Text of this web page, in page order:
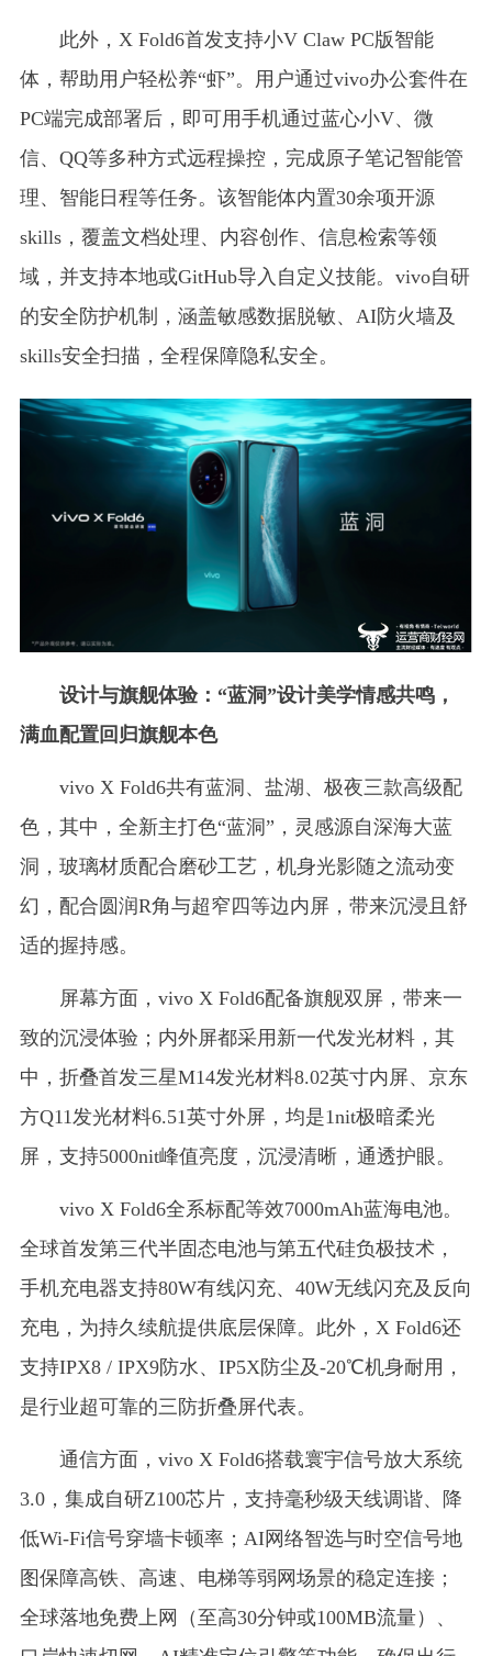
此外，X Fold6首发支持小V Claw PC版智能
体，帮助用户轻松养“虾”。用户通过vivo办公套件在
PC端完成部署后，即可用手机通过蓝心小V、微
信、QQ等多种方式远程操控，完成原子笔记智能管
理、智能日程等任务。该智能体内置30余项开源
skills，覆盖文档处理、内容创作、信息检索等领
域，并支持本地或GitHub导入自定义技能。vivo自研
的安全防护机制，涵盖敏感数据脱敏、AI防火墙及
skills安全扫描，全程保障隐私安全。
设计与旗舰体验：“蓝洞”设计美学情感共鸣，
满血配置回归旗舰本色
vivo X Fold6共有蓝洞、盐湖、极夜三款高级配
色，其中，全新主打色“蓝洞”，灵感源自深海大蓝
洞，玻璃材质配合磨砂工艺，机身光影随之流动变
幻，配合圆润R角与超窄四等边内屏，带来沉浸且舒
适的握持感。
屏幕方面，vivo X Fold6配备旗舰双屏，带来一
致的沉浸体验；内外屏都采用新一代发光材料，其
中，折叠首发三星M14发光材料8.02英寸内屏、京东
方Q11发光材料6.51英寸外屏，均是1nit极暗柔光
屏，支持5000nit峰值亮度，沉浸清晰，通透护眼。
vivo X Fold6全系标配等效7000mAh蓝海电池。
全球首发第三代半固态电池与第五代硅负极技术，
手机充电器支持80W有线闪充、40W无线闪充及反向
充电，为持久续航提供底层保障。此外，X Fold6还
支持IPX8 / IPX9防水、IP5X防尘及-20℃机身耐用，
是行业超可靠的三防折叠屏代表。
通信方面，vivo X Fold6搭载寰宇信号放大系统
3.0，集成自研Z100芯片，支持毫秒级天线调谐、降
低Wi-Fi信号穿墙卡顿率；AI网络智选与时空信号地
图保障高铁、高速、电梯等弱网场景的稳定连接；
全球落地免费上网（至高30分钟或100MB流量）、